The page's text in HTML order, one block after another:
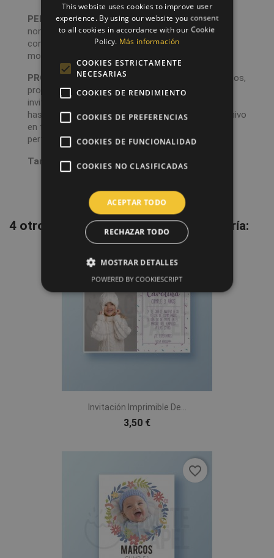
PERSONALIZACIÓN:Modificaremos la imagen, el
nombre, fecha, lugar del evento y el teléfono de
contacto de confirmación de asistencia. No
modificaremos colores, tamaño o tipografía.
PROCESO:
Al recibir el pedido con la imagen y textos,
procederemos a realizar las modificaciones de la
invitación para personalizarlo. Estas podrán tardar
hasta 48h laborales. Después mandaremos un archivo
en formato A4 de alta calidad al email asociado al
perfil.
Tamaño invitación: A6 - 10,5 x 14,8 cm
4 otros productos en la misma categoría:
Invitación Imprimible De...
3,50 €
favorite_border
This website uses cookies to improve user
experience. By using our website you consent
to all cookies in accordance with our Cookie
Policy. Más información
COOKIES ESTRICTAMENTE
NECESARIAS
COOKIES DE RENDIMIENTO
COOKIES DE PREFERENCIAS
COOKIES DE FUNCIONALIDAD
COOKIES NO CLASIFICADAS
ACEPTAR TODO
RECHAZAR TODO
MOSTRAR DETALLES
POWERED BY COOKIESCRIPT